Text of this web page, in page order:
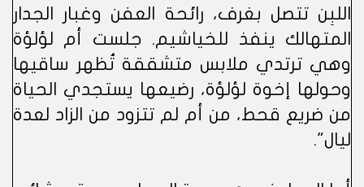
اللبِن تتصل بغرف، رائحة العفن وغبار الجدار
المتهالك ينفذ للخياشيم. جلست أم لؤلؤة
وهي ترتدي ملابس متشققة تُظهر ساقيها
وحولها إخوة لؤلؤة، رضيعها يستجدي الحياة
من ضريع قحط، من أم لم تتزود من الزاد لعدة
ليال".